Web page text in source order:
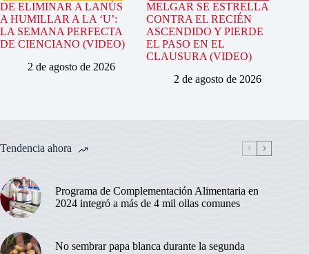
DE ELIMINAR A LANÚS
A HUMILLAR A LA ‘U’:
LA SEMANA PERFECTA
DE CIENCIANO (VIDEO)
2 de agosto de 2026
MELGAR SE ESTRELLA
CONTRA EL RECIÉN
ASCENDIDO Y PIERDE
EL PASO EN EL
CLAUSURA (VIDEO)
2 de agosto de 2026
Tendencia ahora
Programa de Complementación Alimentaria en
2024 integró a más de 4 mil ollas comunes
No sembrar papa blanca durante la segunda